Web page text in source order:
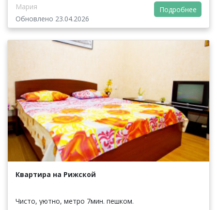
Мария
Обновлено 23.04.2026
Подробнее
Квартира на Рижской
Чисто, уютно, метро 7мин. пешком.